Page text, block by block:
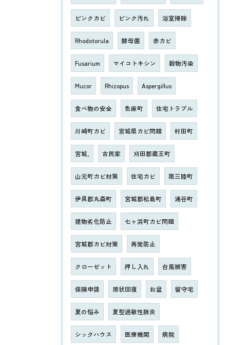
ピンクカビ ピンク汚れ 浴室掃除
Rhodotorula 酵母菌 赤カビ
Fusarium マイコトキシン 穀物汚染
Mucor Rhizopus Aspergillus
食べ物の安全 色麻町 住宅トラブル
川崎町カビ 宮城県カビ問題 村田町
宮城, 古民家 刈田郡蔵王町
山元町カビ対策 住宅カビ 南三陸町
伊具郡丸森町 宮城郡松島町 涌谷町
建物劣化防止 七ヶ浜町カビ問題
宮城郡カビ対策 再発防止
クローゼット 押し入れ 台風被害
保険申請 原状回復 お盆 留守宅
夏の悩み 夏型過敏性肺炎
シックハウス 医療機関 病院